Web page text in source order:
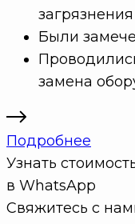
загрязнения
Были
замена
Подробнее
Узнать
в WhatsApp
Свяжитесь с